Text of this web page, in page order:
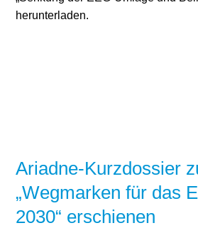
herunterladen.
Ariadne-Kurzdossier
„Wegmarken für das
2030“ erschienen